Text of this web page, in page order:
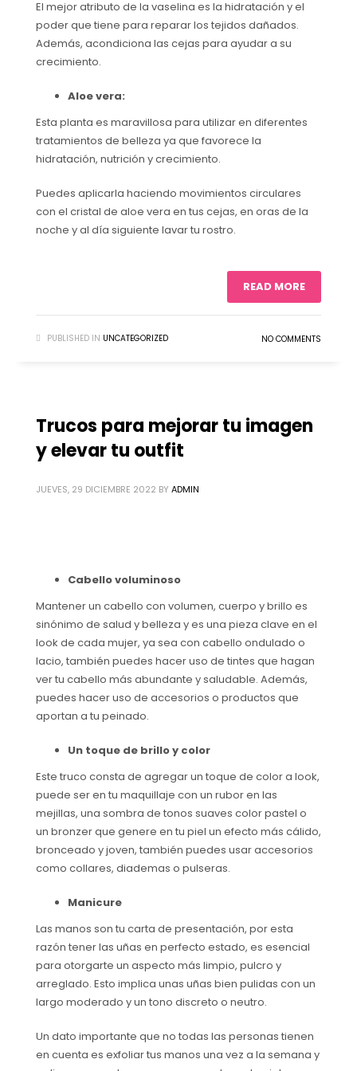
El mejor atributo de la vaselina es la hidratación y el
poder que tiene para reparar los tejidos dañados.
Además, acondiciona las cejas para ayudar a su
crecimiento.
Aloe vera:
Esta planta es maravillosa para utilizar en diferentes
tratamientos de belleza ya que favorece la
hidratación, nutrición y crecimiento.
Puedes aplicarla haciendo movimientos circulares
con el cristal de aloe vera en tus cejas, en oras de la
noche y al día siguiente lavar tu rostro.
READ MORE
PUBLISHED IN UNCATEGORIZED NO COMMENTS
Trucos para mejorar tu imagen
y elevar tu outfit
JUEVES, 29 DICIEMBRE 2022 BY ADMIN
Cabello voluminoso
Mantener un cabello con volumen, cuerpo y brillo es
sinónimo de salud y belleza y es una pieza clave en el
look de cada mujer, ya sea con cabello ondulado o
lacio, también puedes hacer uso de tintes que hagan
ver tu cabello más abundante y saludable. Además,
puedes hacer uso de accesorios o productos que
aportan a tu peinado.
Un toque de brillo y color
Este truco consta de agregar un toque de color a look,
puede ser en tu maquillaje con un rubor en las
mejillas, una sombra de tonos suaves color pastel o
un bronzer que genere en tu piel un efecto más cálido,
bronceado y joven, también puedes usar accesorios
como collares, diademas o pulseras.
Manicure
Las manos son tu carta de presentación, por esta
razón tener las uñas en perfecto estado, es esencial
para otorgarte un aspecto más limpio, pulcro y
arreglado. Esto implica unas uñas bien pulidas con un
largo moderado y un tono discreto o neutro.
Un dato importante que no todas las personas tienen
en cuenta es exfoliar tus manos una vez a la semana y